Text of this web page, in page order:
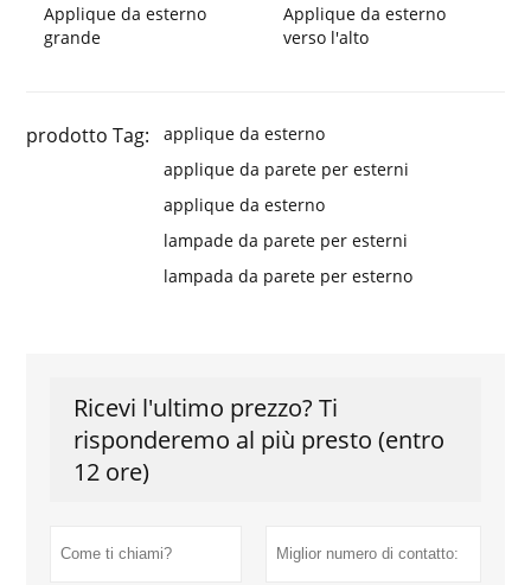
Applique da esterno
grande
Applique da esterno
verso l'alto
prodotto Tag:
applique da esterno
applique da parete per esterni
applique da esterno
lampade da parete per esterni
lampada da parete per esterno
Ricevi l'ultimo prezzo? Ti
risponderemo al più presto (entro
12 ore)